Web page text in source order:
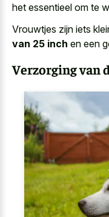
het essentieel om te
Vrouwtjes zijn iets
van 25 inch en een
Verzorging van